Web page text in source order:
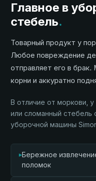
Главное в
стебель.
Товарный продукт у
Любое повреждение
отправляет его в
корни и аккуратно
В отличие от моркови,
или сломанный стебель
уборочной машины
▸Бережное
поломок